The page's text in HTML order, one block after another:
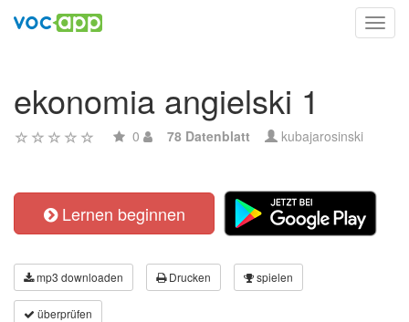
ekonomia angielski 1
0 78 Datenblatt kubajarosinski
Lernen beginnen
mp3 downloaden Drucken spielen
überprüfen